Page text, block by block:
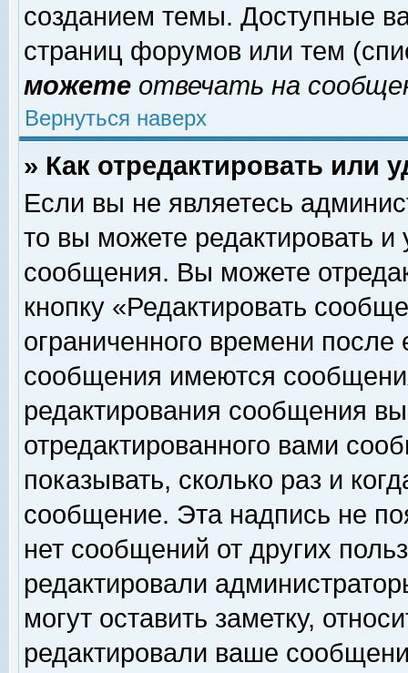
созданием темы. Доступные
страниц форумов или тем
можете отвечать на
Вернуться наверх
» Как отредактировать или
Если вы не являетесь
то вы можете редактировать и
сообщения. Вы можете
кнопку «Редактировать
ограниченного времени
сообщения имеются
редактирования сообщения
отредактированного вами
показывать, сколько раз и
сообщение. Эта надпись не
нет сообщений от других
редактировали
могут оставить заметку,
редактировали ваше